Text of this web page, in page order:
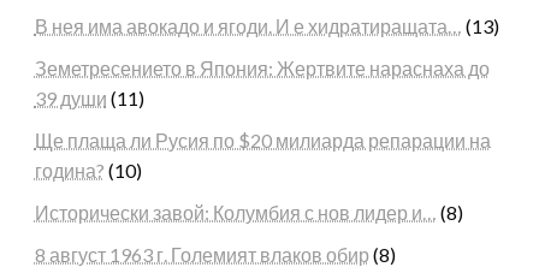
В нея има авокадо и ягоди. И е хидратиращата… (13)
Земетресението в Япония: Жертвите нараснаха до
39 души (11)
Ще плаща ли Русия по $20 милиарда репарации на
година? (10)
Исторически завой: Колумбия с нов лидер и… (8)
8 август 1963 г. Големият влаков обир (8)